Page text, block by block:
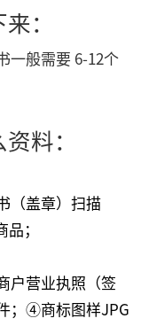
：
一般需要 6-12个
料：
（盖章）扫描
；
户营业执照（签
；④商标图样JPG